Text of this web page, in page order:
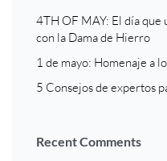
4TH OF MAY: El día que
con la Dama de Hierro
1 de mayo: Homenaje a
5 Consejos de expertos
Recent Comments